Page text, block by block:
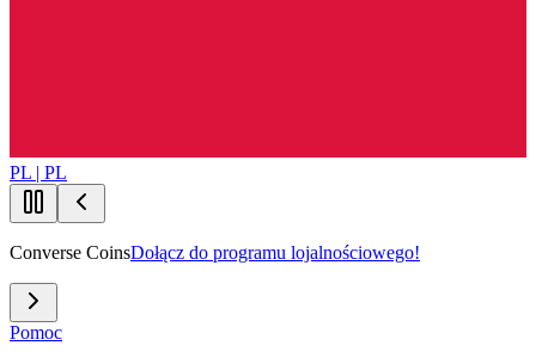
PL | PL
Converse CoinsDołącz do programu lojalnościowego!
Pomoc